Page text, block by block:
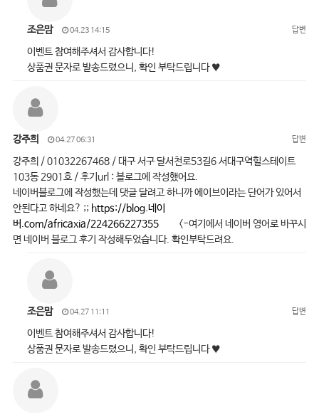
조은맘 04.23 14:15 답변
이벤트 참여해주셔서 감사합니다!
상품권 문자로 발송드렸으니, 확인 부탁드립니다 ♥
강주희 04.27 06:31 답변
강주희 / 01032267468 / 대구 서구 달서천로53길6 서대구역힐스테이트
103동 2901호 / 후기url : 블로그에 작성했어요.
네이버블로그에 작성했는데 댓글 달려고 하니까 에이브이라는 단어가 있어서
안된다고 하네요? ;; https://blog.네이
버.com/africaxia/224266227355<-여기에서 네이버 영어로 바꾸시
면 네이버 블로그 후기 작성해두었습니다. 확인부탁드려요.
조은맘 04.27 11:11 답변
이벤트 참여해주셔서 감사합니다!
상품권 문자로 발송드렸으니, 확인 부탁드립니다 ♥